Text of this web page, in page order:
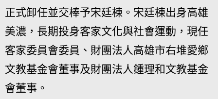
正式卸任並交棒予宋廷棟。宋廷棟出身高雄
美濃，長期投身客家文化與社會運動，現任
客家委員會委員、財團法人高雄市右堆愛鄉
文教基金會董事及財團法人鍾理和文教基金
會董事。